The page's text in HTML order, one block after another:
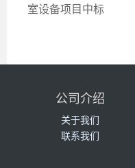
室设备项目中标
公司介绍
关于我们
联系我们